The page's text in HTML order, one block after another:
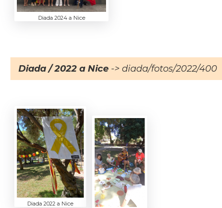
Diada 2024 a Nice
Diada / 2022 a Nice-> diada/fotos/2022/400
Diada 2022 a Nice